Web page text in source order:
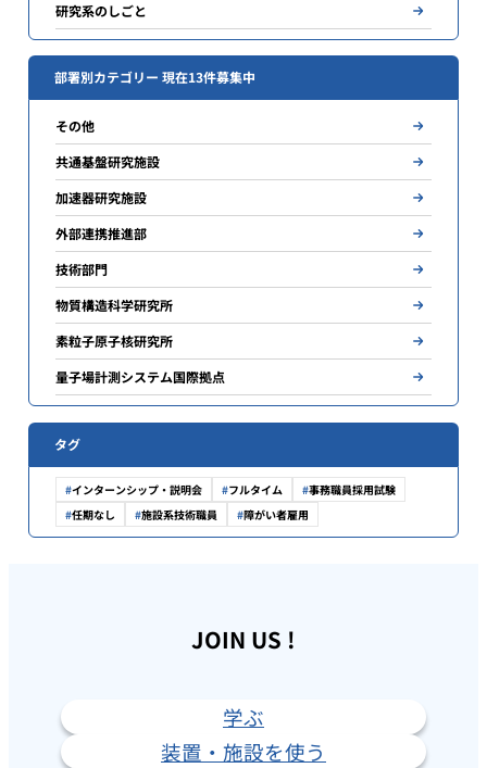
研究系のしごと
部署別カテゴリー 現在13件募集中
その他
共通基盤研究施設
加速器研究施設
外部連携推進部
技術部門
物質構造科学研究所
素粒子原子核研究所
量子場計測システム国際拠点
タグ
インターンシップ・説明会 フルタイム
事務職員採用試験
任期なし
施設系技術職員 障がい者雇用
JOIN US !
学ぶ
装置・施設を使う